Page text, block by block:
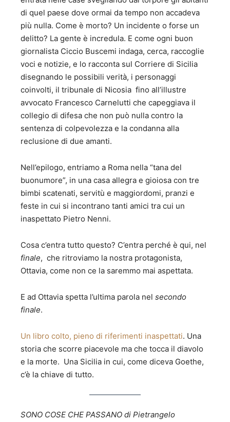
di quel paese dove ormai da tempo non accadeva
più nulla. Come è morto? Un incidente o forse un
delitto? La gente è incredula. E come ogni buon
giornalista Ciccio Buscemi indaga, cerca, raccoglie
voci e notizie, e lo racconta sul Corriere di Sicilia
disegnando le possibili verità, i personaggi
coinvolti, il tribunale di Nicosia fino all’illustre
avvocato Francesco Carnelutti che capeggiava il
collegio di difesa che non può nulla contro la
sentenza di colpevolezza e la condanna alla
reclusione di due amanti.
Nell’epilogo, entriamo a Roma nella “tana del
buonumore”, in una casa allegra e gioiosa con tre
bimbi scatenati, servitù e maggiordomi, pranzi e
feste in cui si incontrano tanti amici tra cui un
inaspettato Pietro Nenni.
Cosa c’entra tutto questo? C’entra perché è qui, nel
finale, che ritroviamo la nostra protagonista,
Ottavia, come non ce la saremmo mai aspettata.
E ad Ottavia spetta l’ultima parola nel secondo
finale.
Un libro colto, pieno di riferimenti inaspettati. Una
storia che scorre piacevole ma che tocca il diavolo
e la morte. Una Sicilia in cui, come diceva Goethe,
c’è la chiave di tutto.
SONO COSE CHE PASSANO di Pietrangelo